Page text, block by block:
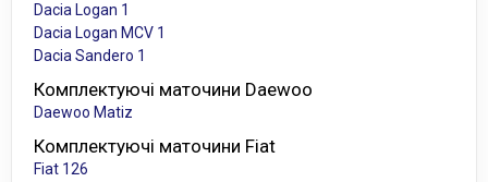
Dacia Logan 1
Dacia Logan MCV 1
Dacia Sandero 1
Комплектуючі маточини Daewoo
Daewoo Matiz
Комплектуючі маточини Fiat
Fiat 126